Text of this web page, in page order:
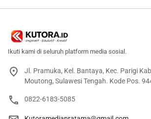
Ikuti kami di seluruh platform media sosial.
Jl. Pramuka, Kel. Bantaya, Kec. Parigi
Moutong, Sulawesi Tengah. Kode Pos.
0822-6183-5085